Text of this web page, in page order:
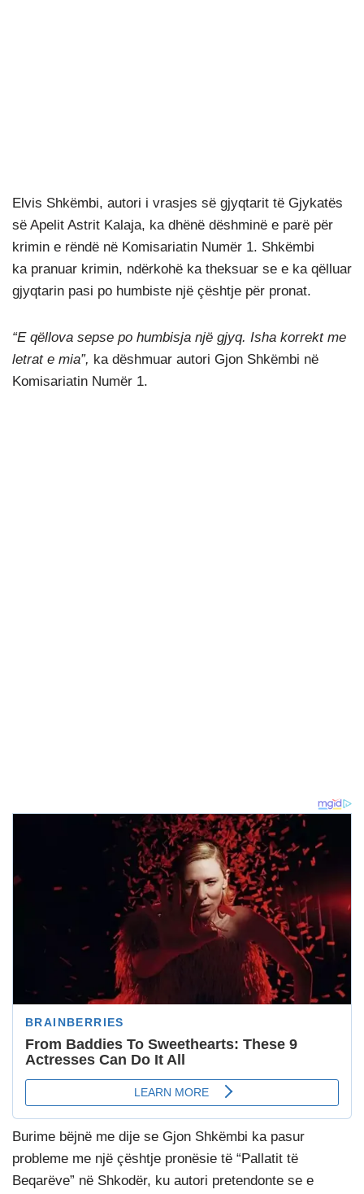
Elvis Shkëmbi, autori i vrasjes së gjyqtarit të Gjykatës
së Apelit Astrit Kalaja, ka dhënë dëshminë e parë për
krimin e rëndë në Komisariatin Numër 1. Shkëmbi
ka pranuar krimin, ndërkohë ka theksuar se e ka qëlluar
gjyqtarin pasi po humbiste një çështje për pronat.
“E qëllova sepse po humbisja një gjyq. Isha korrekt me
letrat e mia”, ka dëshmuar autori Gjon Shkëmbi në
Komisariatin Numër 1.
Burime bëjnë me dije se Gjon Shkëmbi ka pasur
probleme me një çështje pronësie të “Pallatit të
Beqarëve” në Shkodër, ku autori pretendonte se e